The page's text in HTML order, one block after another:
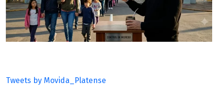
Tweets by Movida_Platense